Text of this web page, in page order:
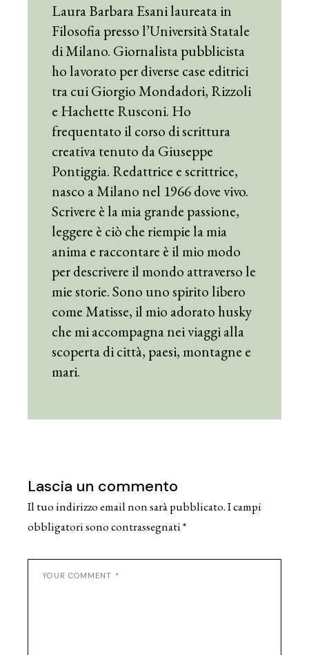
Laura Barbara Esani laureata in
Filosofia presso l’Università Statale
di Milano. Giornalista pubblicista
ho lavorato per diverse case editrici
tra cui Giorgio Mondadori, Rizzoli
e Hachette Rusconi. Ho
frequentato il corso di scrittura
creativa tenuto da Giuseppe
Pontiggia. Redattrice e scrittrice,
nasco a Milano nel 1966 dove vivo.
Scrivere è la mia grande passione,
leggere è ciò che riempie la mia
anima e raccontare è il mio modo
per descrivere il mondo attraverso le
mie storie. Sono uno spirito libero
come Matisse, il mio adorato husky
che mi accompagna nei viaggi alla
scoperta di città, paesi, montagne e
mari.
Lascia un commento
Il tuo indirizzo email non sarà pubblicato.I campi
obbligatori sono contrassegnati*